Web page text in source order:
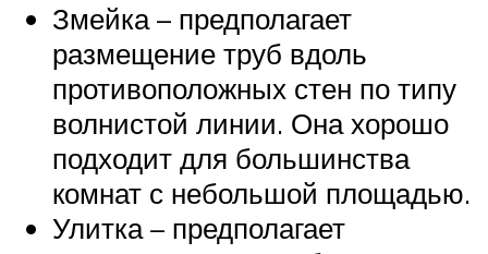
Змейка – предполагает
размещение труб вдоль
противоположных стен по типу
волнистой линии. Она хорошо
подходит для большинства
комнат с небольшой площадью.
Улитка – предполагает